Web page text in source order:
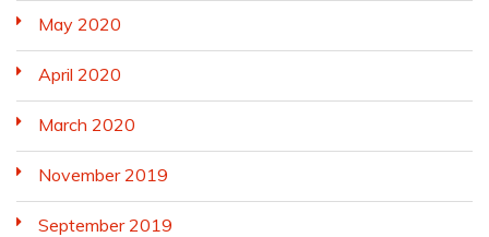
May 2020
April 2020
March 2020
November 2019
September 2019